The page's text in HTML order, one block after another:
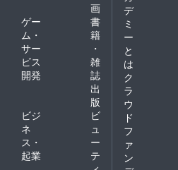
画
ゲー
ム・
サー
ビス
開発
書
籍
・
雑
誌
出
版
ビジ
ネ
ス・
起業
ビ
ュ
ー
テ
デ
ミ
ー
と
は
ク
ラ
ウ
ド
フ
ァ
ン